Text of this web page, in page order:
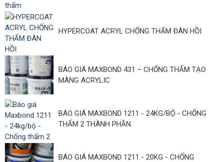
HYPERCOAT ACRYL CHỐNG THẤM ĐÀN HỒI
BÁO GIÁ MAXBOND 431 – CHỐNG THẤM TẠO
MÀNG ACRYLIC
BÁO GIÁ MAXBOND 1211 - 24KG/BỘ - CHỐNG
THẤM 2 THÀNH PHẦN
BÁO GIÁ MAXBOND 1211 - 20KG - CHỐNG